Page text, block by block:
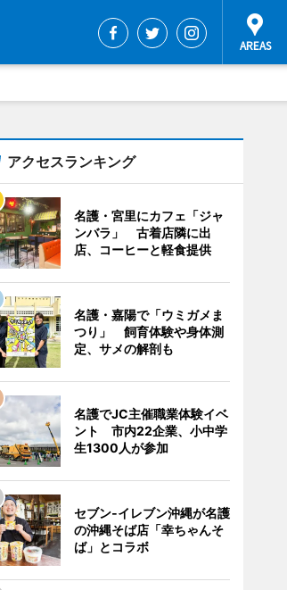
アクセスランキング
名護・宮里にカフェ「ジャ
ンバラ」 古着店隣に出
店、コーヒーと軽食提供
名護・嘉陽で「ウミガメま
つり」 飼育体験や身体測
定、サメの解剖も
名護でJC主催職業体験イベ
ント 市内22企業、小中学
生1300人が参加
セブン‐イレブン沖縄が名護
の沖縄そば店「幸ちゃんそ
ば」とコラボ